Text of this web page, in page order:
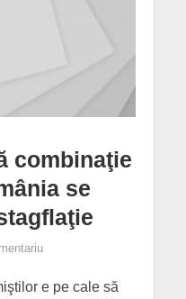
combinaţie
se
e pe cale să